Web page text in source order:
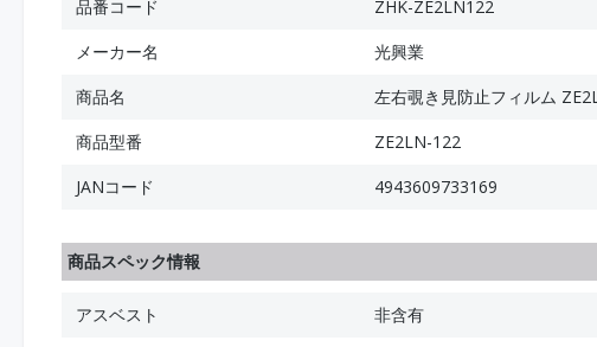
品番コード
ZHK-ZE2LN122
メーカー名
光興業
商品名
左右覗き見防止フィルム
商品型番
ZE2LN-122
JANコード
4943609733169
商品スペック情報
アスベスト
非含有